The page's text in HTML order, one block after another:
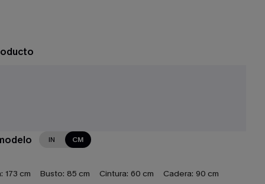
IN CM
173 cm Busto: 85 cm Cintura: 60 cm Cadera: 90 cm